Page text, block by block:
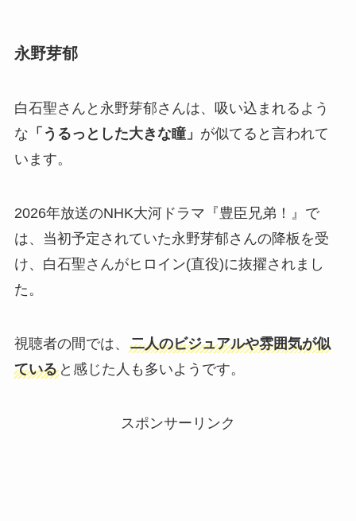
永野芽郁
白石聖さんと永野芽郁さんは、吸い込まれるよう
な 「うるっとした大きな瞳」 が似てると言われて
います。
2026年放送のNHK大河ドラマ『豊臣兄弟！』で
は、当初予定されていた永野芽郁さんの降板を受
け、白石聖さんがヒロイン(直役)に抜擢されまし
た。
視聴者の間では、 二人のビジュアルや雰囲気が似
ていると感じた人も多いようです。
スポンサーリンク